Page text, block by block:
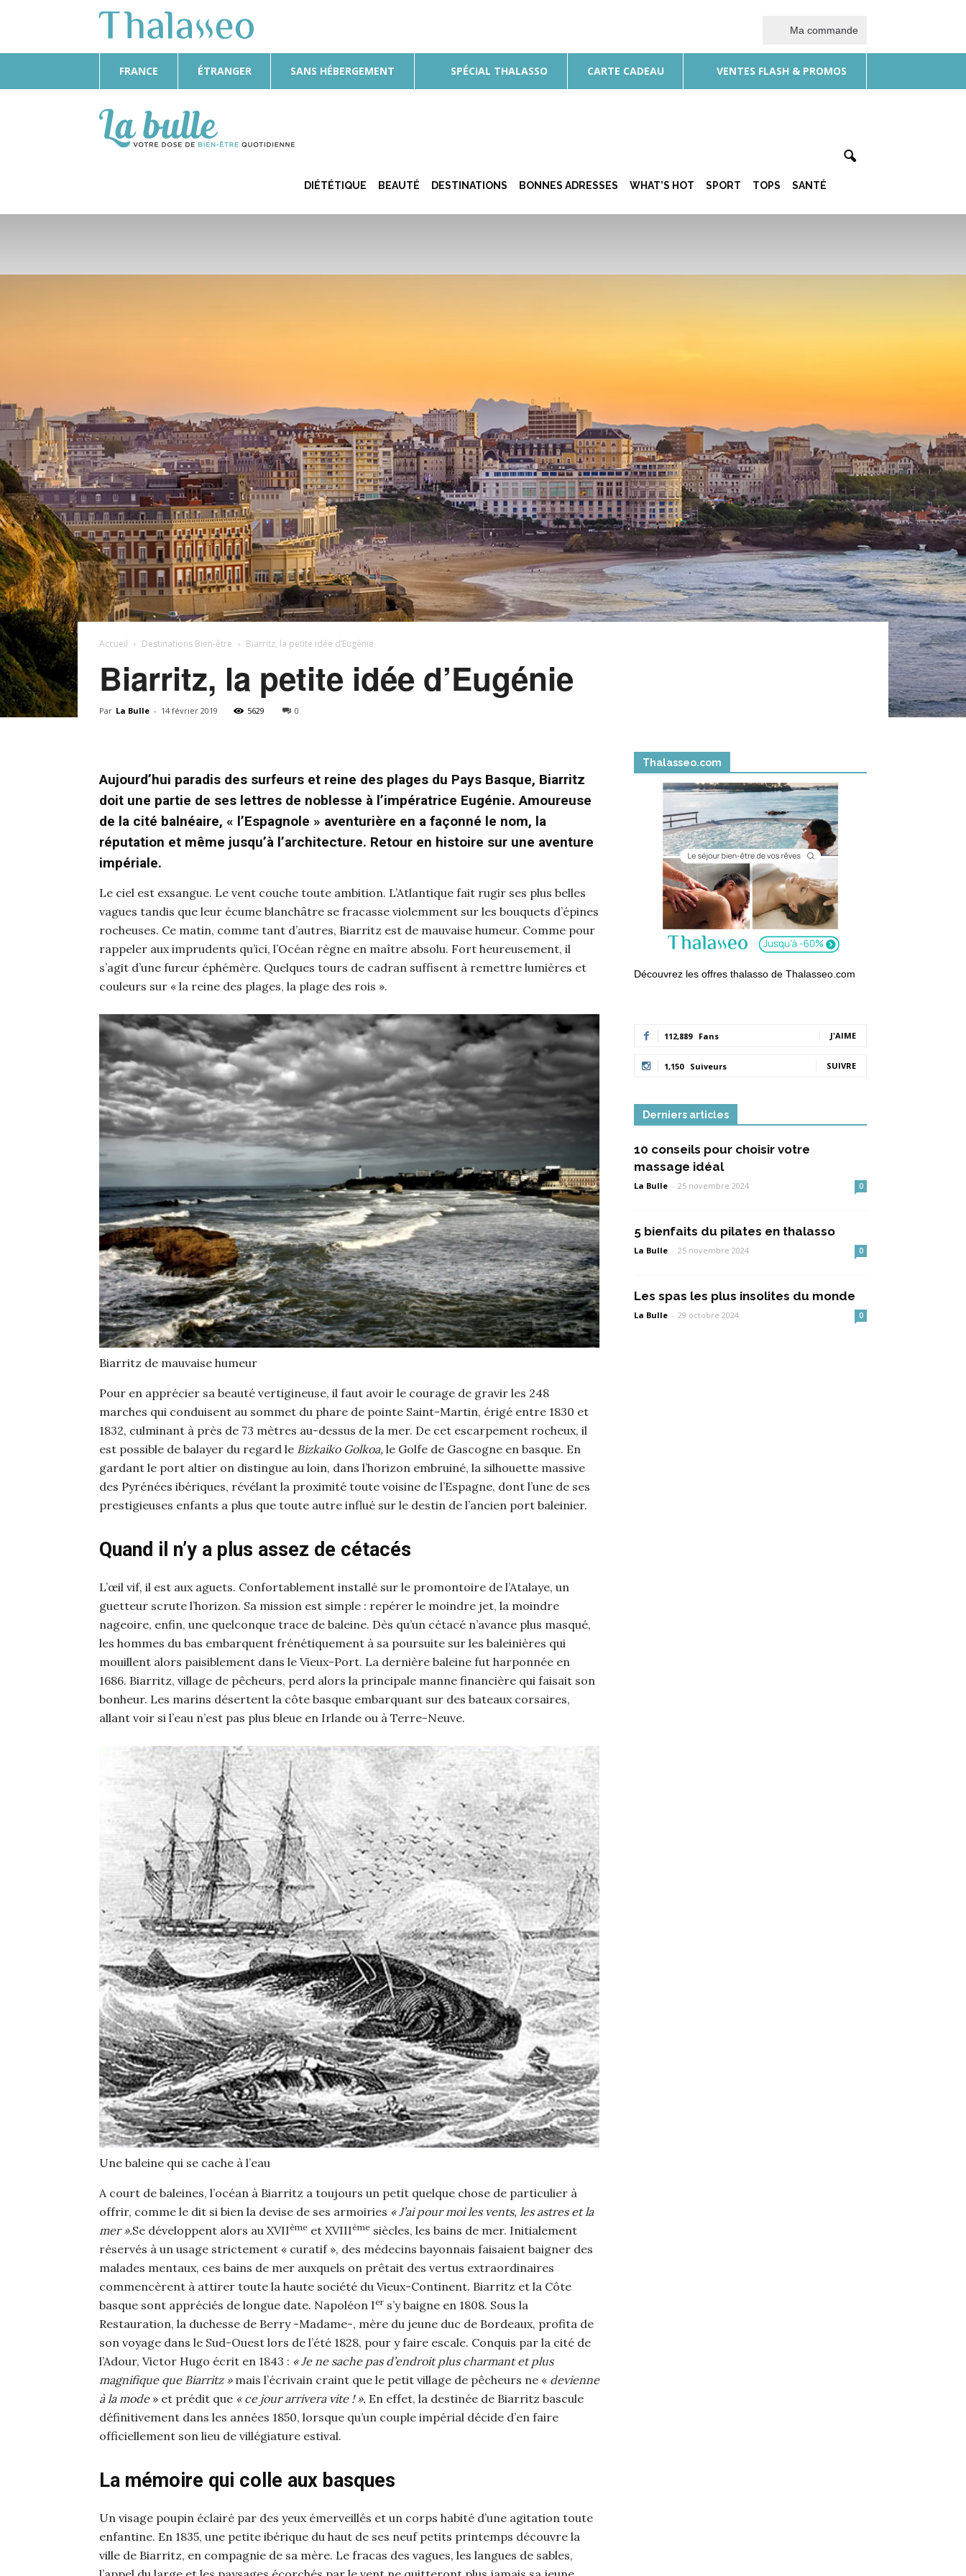
Ma commande
FRANCE ÉTRANGER SANS HÉBERGEMENT SPÉCIAL THALASSO CARTE CADEAU VENTES FLASH & PROMOS
Bulle
DIÉTÉTIQUE BEAUTÉ DESTINATIONS BONNES ADRESSES WHAT’S HOT SPORT TOPS SANTÉ
Accueil Destinations Bien-être Biarritz, la petite idée d’Eugénie
Biarritz, la petite idée d’Eugénie
Par La Bulle - 14 février 2019 5629 0
Aujourd’hui paradis des surfeurs et reine des plages du Pays Basque, Biarritz
doit une partie de ses lettres de noblesse à l’impératrice Eugénie. Amoureuse
de la cité balnéaire, « l’Espagnole » aventurière en a façonné le nom, la
réputation et même jusqu’à l’architecture. Retour en histoire sur une aventure
impériale.
Le ciel est exsangue. Le vent couche toute ambition. L’Atlantique fait rugir ses plus belles
vagues tandis que leur écume blanchâtre se fracasse violemment sur les bouquets d’épines
rocheuses. Ce matin, comme tant d’autres, Biarritz est de mauvaise humeur. Comme pour
rappeler aux imprudents qu’ici, l’Océan règne en maître absolu. Fort heureusement, il
s’agit d’une fureur éphémère. Quelques tours de cadran suffisent à remettre lumières et
couleurs sur « la reine des plages, la plage des rois ».
Biarritz de mauvaise humeur
Pour en apprécier sa beauté vertigineuse, il faut avoir le courage de gravir les 248
marches qui conduisent au sommet du phare de pointe Saint-Martin, érigé entre 1830 et
1832, culminant à près de 73 mètres au-dessus de la mer. De cet escarpement rocheux, il
est possible de balayer du regard le Bizkaiko Golkoa, le Golfe de Gascogne en basque. En
gardant le port altier on distingue au loin, dans l’horizon embruiné, la silhouette massive
des Pyrénées ibériques, révélant la proximité toute voisine de l’Espagne, dont l’une de ses
prestigieuses enfants a plus que toute autre influé sur le destin de l’ancien port baleinier.
Quand il n’y a plus assez de cétacés
L’œil vif, il est aux aguets. Confortablement installé sur le promontoire de l’Atalaye, un
guetteur scrute l’horizon. Sa mission est simple : repérer le moindre jet, la moindre
nageoire, enfin, une quelconque trace de baleine. Dès qu’un cétacé n’avance plus masqué,
les hommes du bas embarquent frénétiquement à sa poursuite sur les baleinières qui
mouillent alors paisiblement dans le Vieux-Port. La dernière baleine fut harponnée en
1686. Biarritz, village de pêcheurs, perd alors la principale manne financière qui faisait son
bonheur. Les marins désertent la côte basque embarquant sur des bateaux corsaires,
allant voir si l’eau n’est pas plus bleue en Irlande ou à Terre-Neuve.
Une baleine qui se cache à l’eau
A court de baleines, l’océan à Biarritz a toujours un petit quelque chose de particulier à
offrir, comme le dit si bien la devise de ses armoiries « J’ai pour moi les vents, les astres et la
mer ».Se développent alors au XVIIème et XVIIIème siècles, les bains de mer. Initialement
réservés à un usage strictement « curatif », des médecins bayonnais faisaient baigner des
malades mentaux, ces bains de mer auxquels on prêtait des vertus extraordinaires
commencèrent à attirer toute la haute société du Vieux-Continent. Biarritz et la Côte
basque sont appréciés de longue date. Napoléon Ier s’y baigne en 1808. Sous la
Restauration, la duchesse de Berry -Madame-, mère du jeune duc de Bordeaux, profita de
son voyage dans le Sud-Ouest lors de l’été 1828, pour y faire escale. Conquis par la cité de
l’Adour, Victor Hugo écrit en 1843 : « Je ne sache pas d’endroit plus charmant et plus
magnifique que Biarritz » mais l’écrivain craint que le petit village de pêcheurs ne « devienne
à la mode» et prédit que « ce jour arrivera vite ! ». En effet, la destinée de Biarritz bascule
définitivement dans les années 1850, lorsque qu’un couple impérial décide d’en faire
officiellement son lieu de villégiature estival.
La mémoire qui colle aux basques
Un visage poupin éclairé par des yeux émerveillés et un corps habité d’une agitation toute
enfantine. En 1835, une petite ibérique du haut de ses neuf petits printemps découvre la
ville de Biarritz, en compagnie de sa mère. Le fracas des vagues, les langues de sables,
Thalasseo.com
Découvrez les offres thalasso de Thalasseo.com
112,889 Fans J'AIME
1,150 Suiveurs SUIVRE
Derniers articles
10 conseils pour choisir votre
massage idéal
La Bulle - 25 novembre 2024 0
5 bienfaits du pilates en thalasso
La Bulle - 25 novembre 2024 0
Les spas les plus insolites du monde
La Bulle - 29 octobre 2024 0